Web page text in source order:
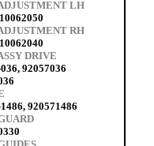
LH
RH
DRIVE
92057036
920571486